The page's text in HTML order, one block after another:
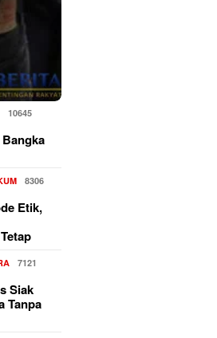
10645
8306
Etik,
7121
Siak
Tanpa